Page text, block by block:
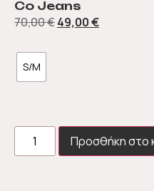
Co Jeans
70,00€49,00€
S/M
Προσθήκη στο